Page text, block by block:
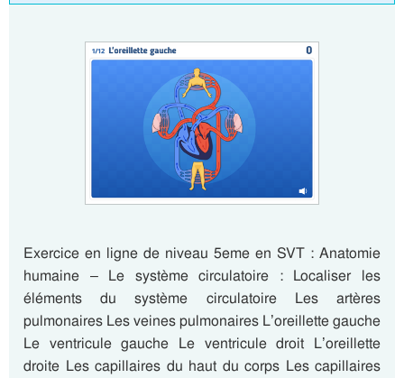
Exercice en ligne de niveau 5eme en SVT : Anatomie
humaine – Le système circulatoire : Localiser les
éléments du système circulatoire Les artères
pulmonaires Les veines pulmonaires L’oreillette gauche
Le ventricule gauche Le ventricule droit L’oreillette
droite Les capillaires du haut du corps Les capillaires